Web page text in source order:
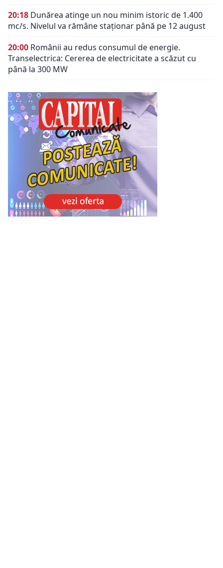
20:18 Dunărea atinge un nou minim istoric de 1.400
mc/s. Nivelul va rămâne staționar până pe 12 august
20:00 Românii au redus consumul de energie.
Transelectrica: Cererea de electricitate a scăzut cu
până la 300 MW